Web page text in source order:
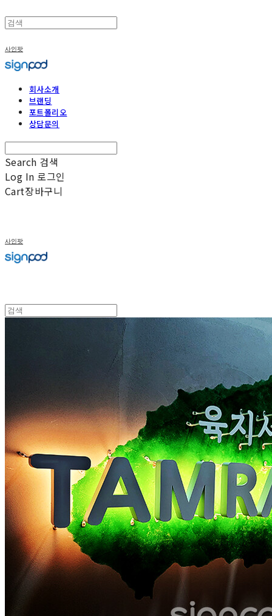
사인팟
회사소개
브랜딩
포트폴리오
상담문의
Search 검색
Log In 로그인
Cart장바구니
사인팟